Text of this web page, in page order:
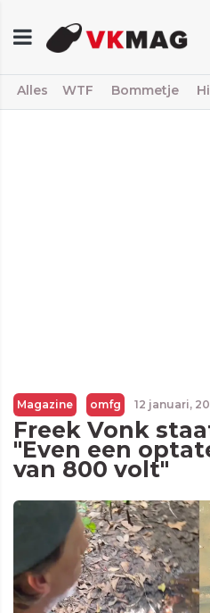
Alles WTF Bommetje
Magazine omfg 12 januari,
Freek Vonk
"Even een
van 800 volt"